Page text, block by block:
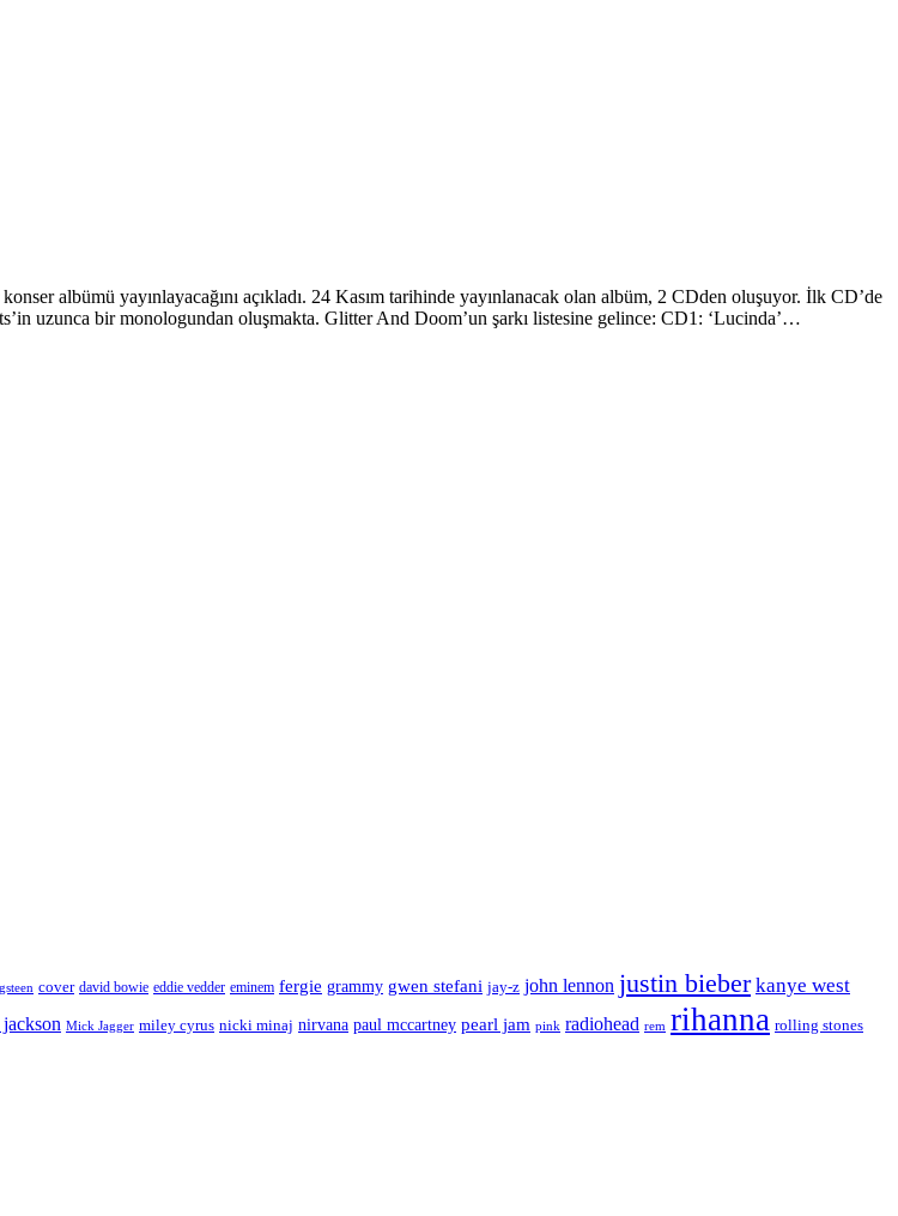
albümü yayınlayacağını açıkladı. 24 Kasım tarihinde yayınlanacak olan albüm, 2 CDden oluşuyor. İlk CD’de
uzunca bir monologundan oluşmakta. Glitter And Doom’un şarkı listesine gelince: CD1: ‘Lucinda’…
cover david bowie eddie vedder eminem fergie grammy gwen stefani jay-z john lennon justin bieber kanye west
Mick Jagger miley cyrus nicki minaj nirvana paul mccartney pearl jam pink radiohead rem rihanna rolling stones